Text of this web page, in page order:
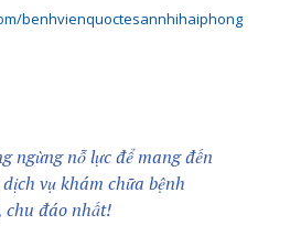
benhvienquoctesannhihaiphong
ngừng nỗ lực để mang đến
vụ khám chữa bệnh
chu đáo nhất!